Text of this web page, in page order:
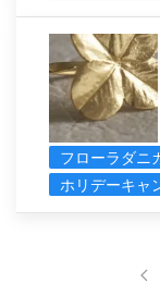
フローラダニ
ホリデーキャ